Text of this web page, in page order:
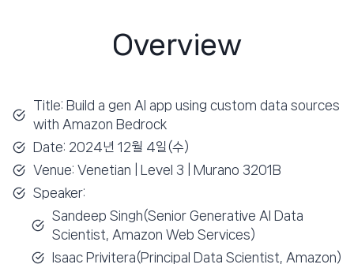
Overview
Title: Build a gen AI app using custom data sources
with Amazon Bedrock
Date: 2024년 12월 4일(수)
Venue: Venetian | Level 3 | Murano 3201B
Speaker:
Sandeep Singh(Senior Generative AI Data
Scientist, Amazon Web Services)
Isaac Privitera(Principal Data Scientist, Amazon)